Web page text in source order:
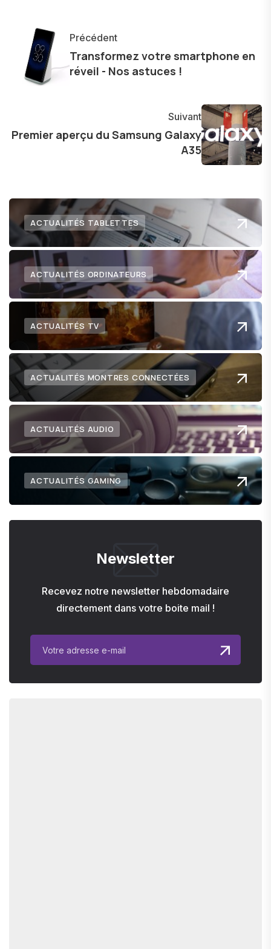
et bien d'autres gadgets technologiques. Armé
d'une curiosité insatiable, j'aime dévoiler les
dernières tendances et innovations, partageant
avec enthousiasme mes découvertes avec la
l'exploration constante des frontières de la
technologie me permet de présenter aux
lecteurs un aperçu captivant de ce que le futur
Précédent
Transformez votre smartphone en
réveil - Nos astuces !
Suivant
Premier aperçu du Samsung Galaxy
A35
ACTUALITÉS TABLETTES
ACTUALITÉS ORDINATEURS
ACTUALITÉS TV
ACTUALITÉS MONTRES CONNECTÉES
ACTUALITÉS AUDIO
ACTUALITÉS GAMING
Newsletter
Recevez notre newsletter hebdomadaire
directement dans votre boite mail !